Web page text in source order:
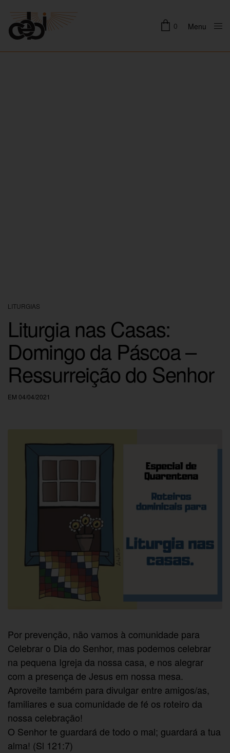
0 Menu
LITURGIAS
Liturgia nas Casas:
Domingo da Páscoa –
Ressurreição do Senhor
EM 04/04/2021
Por prevenção, não vamos à comunidade para
Celebrar o Dia do Senhor, mas podemos celebrar
na pequena Igreja da nossa casa, e nos alegrar
com a presença de Jesus em nossa mesa.
Aproveite também para divulgar entre amigos/as,
familiares e sua comunidade de fé os roteiro da
nossa celebração!
O Senhor te guardará de todo o mal; guardará a tua
alma! (Sl 121:7)